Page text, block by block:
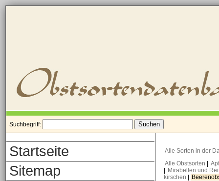
Suchbegriff:
Startseite
Sitemap
Alle Sorten in der
Alle Obstsorten
Mirabellen und
kirschen